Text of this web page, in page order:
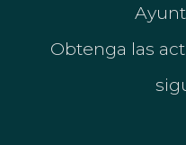
Obtenga las